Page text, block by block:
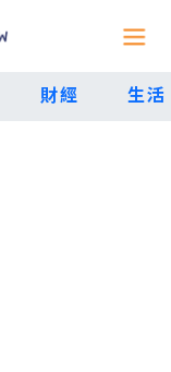
財經 生活